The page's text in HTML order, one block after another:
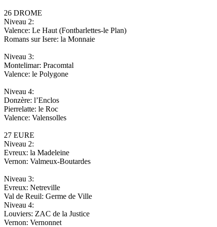
26 DROME
Niveau 2:
Valence: Le Haut (Fontbarlettes-le Plan)
Romans sur Isere: la Monnaie
Niveau 3:
Montelimar: Pracomtal
Valence: le Polygone
Niveau 4:
Donzère: l’Enclos
Pierrelatte: le Roc
Valence: Valensolles
27 EURE
Niveau 2:
Evreux: la Madeleine
Vernon: Valmeux-Boutardes
Niveau 3:
Evreux: Netreville
Val de Reuil: Germe de Ville
Niveau 4:
Louviers: ZAC de la Justice
Vernon: Vernonnet